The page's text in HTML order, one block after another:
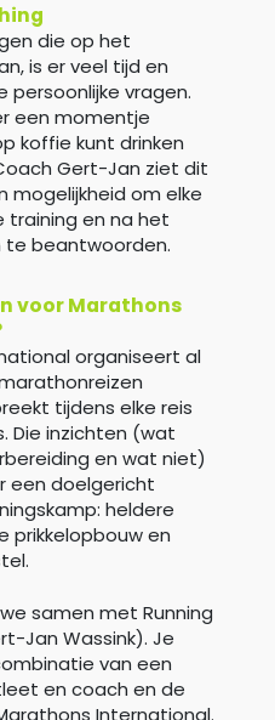
die op het
is er veel tijd en
persoonlijke vragen.
een momentje
koffie kunt drinken
Gert-Jan ziet dit
mogelijkheid om elke
training en na het
beantwoorden.
voor Marathons
organiseert al
tijdens elke reis
Die inzichten (wat
en wat niet)
een doelgericht
heldere
prikkelopbouw en
samen met Running
Jan Wassink). Je
van een
en coach en de
International.